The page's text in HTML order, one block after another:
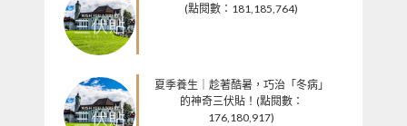
(點閱數：181,185,764)
夏季養生｜趁著酷暑，巧治「冬病」
的神奇三伏貼！(點閱數：
176,180,917)